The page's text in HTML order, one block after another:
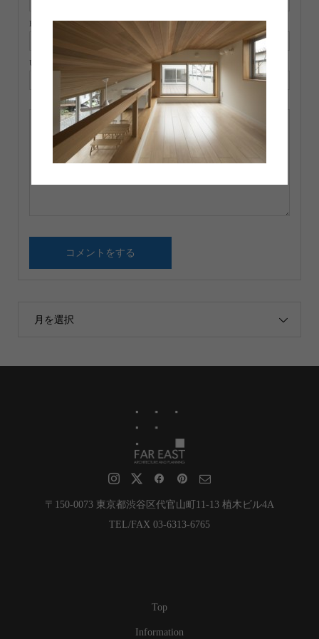
E-MAIL ( 必須 ) ※ 公開されません
URL
月を選択
〒150-0073 東京都渋谷区代官山町11-13 植木ビル4A
TEL/FAX 03-6313-6765
Top
Information